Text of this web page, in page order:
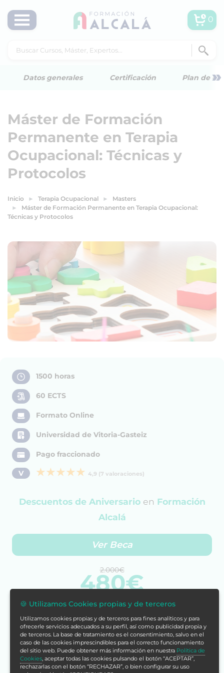
0
Datos generales Certificación Plan de »
Máster de Formación
Permanente en Terapia
Ocupacional: Técnicas y
Protocolos
Inicio Terapia Ocupacional
Masters
Máster de Formación Permanente en Terapia Ocupacional:
Técnicas y Protocolos
1500 horas
60 ECTS
Formato Online
Universidad de Vitoria-Gasteiz
Pago fraccionado
V 4,9 (7 valoraciones)
Descuentos de Aniversarioen Formación
Alcalá
Ver Beca
2.000€
480€
Cómpralo ya
🍪 Utilizamos Cookies propias y de terceros
Utilizamos cookies propias y de terceros para fines analíticos y para
ofrecerle servicios adecuados a su perfil, así como publicidad propia y
de terceros. La base de tratamiento es el consentimiento, salvo en el
caso de las cookies imprescindibles para el correcto funcionamiento
del sitio web. Puede obtener más información en nuestra Política de
Cookies , aceptar todas las cookies pulsando el botón “ACEPTAR”,
rechazarlas con el botón “RECHAZAR”, o bien configurar su uso